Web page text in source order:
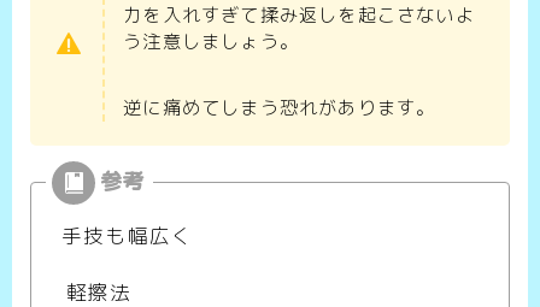
力を入れすぎて揉み返しを起こさないよ
う注意しましょう。
逆に痛めてしまう恐れがあります。
手技も幅広く
軽擦法